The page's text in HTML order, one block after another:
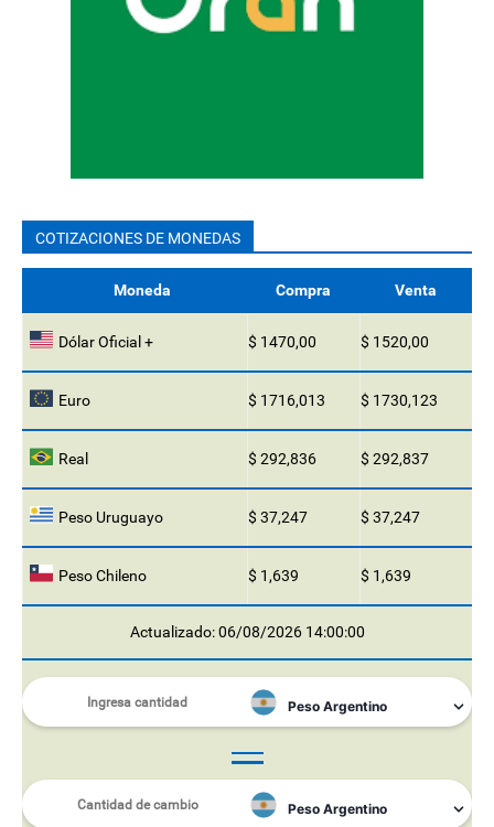
COTIZACIONES DE MONEDAS
Moneda Compra Venta
Dólar Oficial + $ 1470,00 $ 1520,00
Euro $ 1716,013 $ 1730,123
Real $ 292,836 $ 292,837
Peso Uruguayo $ 37,247 $ 37,247
Peso Chileno $ 1,639 $ 1,639
Actualizado: 06/08/2026 14:00:00